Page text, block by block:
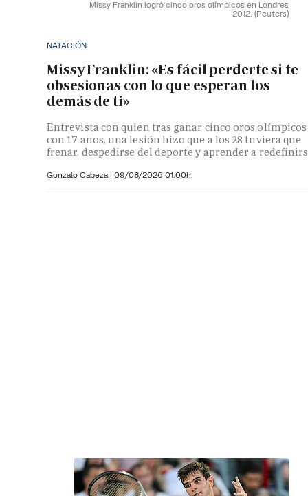
Missy Franklin logró cinco oros olímpicos en Londres
2012. (Reuters)
NATACIÓN
Missy Franklin: «Es fácil perderte si te
obsesionas con lo que esperan los
demás de ti»
Entrevista con quien tras ganar cinco oros olímpicos
con 17 años, una lesión hizo que a los 28 tuviera que
frenar, despedirse del deporte y aprender a
Gonzalo Cabeza | 09/08/2026 01:00h.